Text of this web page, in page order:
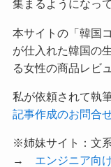
集まるようになっ
本サイトの「韓国
が仕入れた韓国の
る女性の商品レビ
私が依頼されて執
記事作成のお問合
※姉妹サイト：文
→ エンジニア向